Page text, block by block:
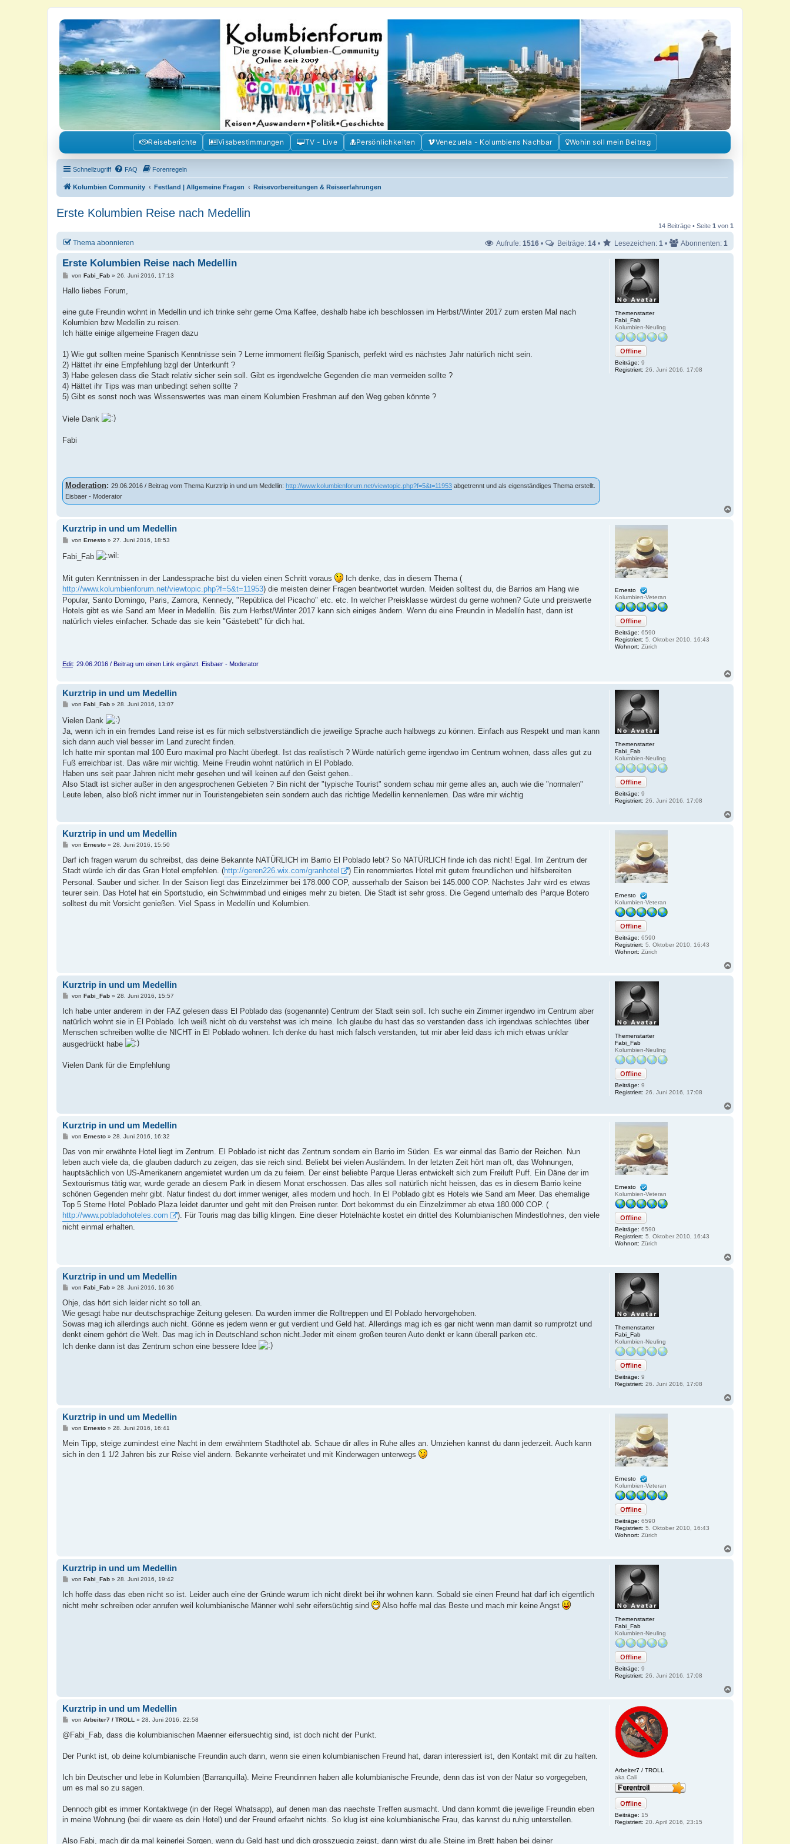
Kolumbienforum - Das grosse Forum der Freunde Kolumbiens
Reisen, Auswandern, Kultur, Politik, Geschichte und Visum in Kolumbien und Venezuela. Austausch, Erfahrungen und Gemeinschaft im Kolumbienforum
Reiseberichte Visabestimmungen TV - Live Persönlichkeiten Venezuela - Kolumbiens Nachbar Wohin soll mein Beitrag
Schnellzugriff FAQ Forenregeln
Kolumbien Community Festland | Allgemeine Fragen Reisevorbereitungen & Reiseerfahrungen
Erste Kolumbien Reise nach Medellin
14 Beiträge • Seite 1 von 1
Thema abonnieren Aufrufe: 1516 • Beiträge: 14 • Lesezeichen: 1 • Abonnenten: 1
Themenstarter
Fabi_Fab
Kolumbien-Neuling
Offline
Beiträge: 9
Registriert: 26. Juni 2016, 17:08
Erste Kolumbien Reise nach Medellin
B
i
a
von Fabi_Fab» 26. Juni 2016, 17:13
Hallo liebes Forum,
eine gute Freundin wohnt in Medellin und ich trinke sehr gerne Oma Kaffee, deshalb habe ich beschlossen im Herbst/Winter 2017 zum ersten Mal nach
Kolumbien bzw Medellin zu reisen.
Ich hätte einige allgemeine Fragen dazu
1) Wie gut sollten meine Spanisch Kenntnisse sein ? Lerne immoment fleißig Spanisch, perfekt wird es nächstes Jahr natürlich nicht sein.
2) Hättet ihr eine Empfehlung bzgl der Unterkunft ?
3) Habe gelesen dass die Stadt relativ sicher sein soll. Gibt es irgendwelche Gegenden die man vermeiden sollte ?
4) Hättet ihr Tips was man unbedingt sehen sollte ?
5) Gibt es sonst noch was Wissenswertes was man einem Kolumbien Freshman auf den Weg geben könnte ?
Viele Dank
Fabi
Moderation: 29.06.2016 / Beitrag vom Thema Kurztrip in und um Medellin: http://www.kolumbienforum.net/viewtopic.php?f=5&t=11953 abgetrennt und als eigenständiges Thema erstellt.
Eisbaer - Moderator
Ernesto
Kolumbien-Veteran
Offline
Beiträge: 6590
Registriert: 5. Oktober 2010, 16:43
Wohnort: Zürich
Kurztrip in und um Medellin
B
t
a
g
von Ernesto» 27. Juni 2016, 18:53
Fabi_Fab
Mit guten Kenntnissen in der Landessprache bist du vielen einen Schritt voraus
Ich denke, das in diesem Thema (
http://www.kolumbienforum.net/viewtopic.php?f=5&t=11953) die meisten deiner Fragen beantwortet wurden. Meiden solltest du, die Barrios am Hang wie
Popular, Santo Domingo, Paris, Zamora, Kennedy, "República del Picacho" etc. etc. In welcher Preisklasse würdest du gerne wohnen? Gute und preiswerte
Hotels gibt es wie Sand am Meer in Medellín. Bis zum Herbst/Winter 2017 kann sich einiges ändern. Wenn du eine Freundin in Medellín hast, dann ist
natürlich vieles einfacher. Schade das sie kein "Gästebett" für dich hat.
Edit: 29.06.2016 / Beitrag um einen Link ergänzt. Eisbaer - Moderator
Themenstarter
Fabi_Fab
Kolumbien-Neuling
Offline
Beiträge: 9
Registriert: 26. Juni 2016, 17:08
Kurztrip in und um Medellin
B
i
t
r
a
g
von Fabi_Fab» 28. Juni 2016, 13:07
Vielen Dank
Ja, wenn ich in ein fremdes Land reise ist es für mich selbstverständlich die jeweilige Sprache auch halbwegs zu können. Einfach aus Respekt und man kann
sich dann auch viel besser im Land zurecht finden.
Ich hatte mir spontan mal 100 Euro maximal pro Nacht überlegt. Ist das realistisch ? Würde natürlich gerne irgendwo im Centrum wohnen, dass alles gut zu
Fuß erreichbar ist. Das wäre mir wichtig. Meine Freudin wohnt natürlich in El Poblado.
Haben uns seit paar Jahren nicht mehr gesehen und will keinen auf den Geist gehen..
Also Stadt ist sicher außer in den angesprochenen Gebieten ? Bin nicht der "typische Tourist" sondern schau mir gerne alles an, auch wie die "normalen"
Leute leben, also bloß nicht immer nur in Touristengebieten sein sondern auch das richtige Medellin kennenlernen. Das wäre mir wichtig
Ernesto
Kolumbien-Veteran
Offline
Beiträge: 6590
Registriert: 5. Oktober 2010, 16:43
Wohnort: Zürich
Kurztrip in und um Medellin
B
i
r
a
g
von Ernesto» 28. Juni 2016, 15:50
Darf ich fragen warum du schreibst, das deine Bekannte NATÜRLICH im Barrio El Poblado lebt? So NATÜRLICH finde ich das nicht! Egal. Im Zentrum der
Stadt würde ich dir das Gran Hotel empfehlen. (http://geren226.wix.com/granhotel
) Ein renommiertes Hotel mit gutem freundlichen und hilfsbereiten
Personal. Sauber und sicher. In der Saison liegt das Einzelzimmer bei 178.000 COP, ausserhalb der Saison bei 145.000 COP. Nächstes Jahr wird es etwas
teurer sein. Das Hotel hat ein Sportstudio, ein Schwimmbad und einiges mehr zu bieten. Die Stadt ist sehr gross. Die Gegend unterhalb des Parque Botero
solltest du mit Vorsicht genießen. Viel Spass in Medellín und Kolumbien.
Themenstarter
Fabi_Fab
Kolumbien-Neuling
Offline
Beiträge: 9
Registriert: 26. Juni 2016, 17:08
Kurztrip in und um Medellin
B
i
r
a
von Fabi_Fab» 28. Juni 2016, 15:57
Ich habe unter anderem in der FAZ gelesen dass El Poblado das (sogenannte) Centrum der Stadt sein soll. Ich suche ein Zimmer irgendwo im Centrum aber
natürlich wohnt sie in El Poblado. Ich weiß nicht ob du verstehst was ich meine. Ich glaube du hast das so verstanden dass ich irgendwas schlechtes über
Menschen schreiben wollte die NICHT in El Poblado wohnen. Ich denke du hast mich falsch verstanden, tut mir aber leid dass ich mich etwas unklar
ausgedrückt habe
Vielen Dank für die Empfehlung
Ernesto
Kolumbien-Veteran
Offline
Beiträge: 6590
Registriert: 5. Oktober 2010, 16:43
Wohnort: Zürich
Kurztrip in und um Medellin
B
i
r
a
von Ernesto» 28. Juni 2016, 16:32
Das von mir erwähnte Hotel liegt im Zentrum. El Poblado ist nicht das Zentrum sondern ein Barrio im Süden. Es war einmal das Barrio der Reichen. Nun
leben auch viele da, die glauben dadurch zu zeigen, das sie reich sind. Beliebt bei vielen Ausländern. In der letzten Zeit hört man oft, das Wohnungen,
hauptsächlich von US-Amerikanern angemietet wurden um da zu feiern. Der einst beliebte Parque Lleras entwickelt sich zum Freiluft Puff. Ein Däne der im
Sextourismus tätig war, wurde gerade an diesem Park in diesem Monat erschossen. Das alles soll natürlich nicht heissen, das es in diesem Barrio keine
schönen Gegenden mehr gibt. Natur findest du dort immer weniger, alles modern und hoch. In El Poblado gibt es Hotels wie Sand am Meer. Das ehemalige
Top 5 Sterne Hotel Poblado Plaza leidet darunter und geht mit den Preisen runter. Dort bekommst du ein Einzelzimmer ab etwa 180.000 COP. (
http://www.pobladohoteles.com
). Für Touris mag das billig klingen. Eine dieser Hotelnächte kostet ein drittel des Kolumbianischen Mindestlohnes, den viele
nicht einmal erhalten.
Themenstarter
Fabi_Fab
Kolumbien-Neuling
Offline
Beiträge: 9
Registriert: 26. Juni 2016, 17:08
Kurztrip in und um Medellin
B
i
r
a
von Fabi_Fab» 28. Juni 2016, 16:36
Ohje, das hört sich leider nicht so toll an.
Wie gesagt habe nur deutschsprachige Zeitung gelesen. Da wurden immer die Rolltreppen und El Poblado hervorgehoben.
Sowas mag ich allerdings auch nicht. Gönne es jedem wenn er gut verdient und Geld hat. Allerdings mag ich es gar nicht wenn man damit so rumprotzt und
denkt einem gehört die Welt. Das mag ich in Deutschland schon nicht.Jeder mit einem großen teuren Auto denkt er kann überall parken etc.
Ich denke dann ist das Zentrum schon eine bessere Idee
Ernesto
Kolumbien-Veteran
Offline
Beiträge: 6590
Registriert: 5. Oktober 2010, 16:43
Wohnort: Zürich
Kurztrip in und um Medellin
B
i
r
von Ernesto» 28. Juni 2016, 16:41
Mein Tipp, steige zumindest eine Nacht in dem erwähntem Stadthotel ab. Schaue dir alles in Ruhe alles an. Umziehen kannst du dann jederzeit. Auch kann
sich in den 1 1/2 Jahren bis zur Reise viel ändern. Bekannte verheiratet und mit Kinderwagen unterwegs
Themenstarter
Fabi_Fab
Kolumbien-Neuling
Offline
Beiträge: 9
Registriert: 26. Juni 2016, 17:08
Kurztrip in und um Medellin
B
i
r
von Fabi_Fab» 28. Juni 2016, 19:42
Ich hoffe dass das eben nicht so ist. Leider auch eine der Gründe warum ich nicht direkt bei ihr wohnen kann. Sobald sie einen Freund hat darf ich eigentlich
nicht mehr schreiben oder anrufen weil kolumbianische Männer wohl sehr eifersüchtig sind
Also hoffe mal das Beste und mach mir keine Angst
Arbeiter7 / TROLL
aka Cali
Offline
Beiträge: 15
Registriert: 20. April 2016, 23:15
Kurztrip in und um Medellin
B
i
a
von Arbeiter7 / TROLL» 28. Juni 2016, 22:58
@Fabi_Fab, dass die kolumbianischen Maenner eifersuechtig sind, ist doch nicht der Punkt.
Der Punkt ist, ob deine kolumbianische Freundin auch dann, wenn sie einen kolumbianischen Freund hat, daran interessiert ist, den Kontakt mit dir zu halten.
Ich bin Deutscher und lebe in Kolumbien (Barranquilla). Meine Freundinnen haben alle kolumbianische Freunde, denn das ist von der Natur so vorgegeben,
um es mal so zu sagen.
Dennoch gibt es immer Kontaktwege (in der Regel Whatsapp), auf denen man das naechste Treffen ausmacht. Und dann kommt die jeweilige Freundin eben
in meine Wohnung (bei dir waere es dein Hotel) und der Freund erfaehrt nichts. So klug ist eine kolumbianische Frau, das kannst du ruhig unterstellen.
Also Fabi, mach dir da mal keinerlei Sorgen, wenn du Geld hast und dich grosszuegig zeigst, dann wirst du alle Steine im Brett haben bei deiner